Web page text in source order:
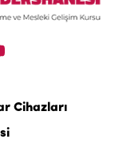
Cihazları